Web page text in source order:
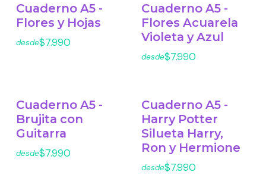
Cuaderno A5 -
Flores y Hojas
desde$7.990
Cuaderno A5 -
Flores Acuarela
Violeta y Azul
desde$7.990
Cuaderno A5 -
Brujita con
Guitarra
desde$7.990
Cuaderno A5 -
Harry Potter
Silueta Harry,
Ron y Hermione
desde$7.990